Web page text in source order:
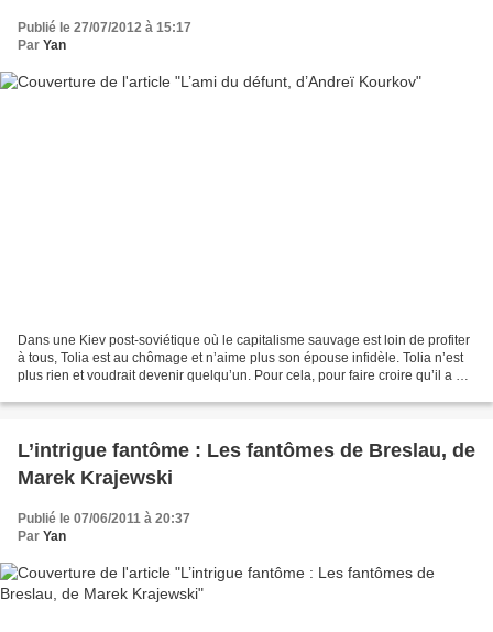
Publié le 27/07/2012 à 15:17
Par Yan
Dans une Kiev post-soviétique où le capitalisme sauvage est loin de profiter
à tous, Tolia est au chômage et n’aime plus son épouse infidèle. Tolia n’est
plus rien et voudrait devenir quelqu’un. Pour cela, pour faire croire qu’il a pu
L’intrigue fantôme : Les fantômes de Breslau, de
Marek Krajewski
Publié le 07/06/2011 à 20:37
Par Yan